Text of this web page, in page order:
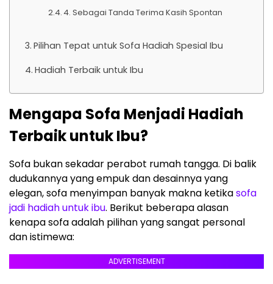
4. Sebagai Tanda Terima Kasih Spontan
Pilihan Tepat untuk Sofa Hadiah Spesial Ibu
Hadiah Terbaik untuk Ibu
Mengapa Sofa Menjadi Hadiah
Terbaik untuk Ibu?
Sofa bukan sekadar perabot rumah tangga. Di balik
dudukannya yang empuk dan desainnya yang
elegan, sofa menyimpan banyak makna ketikasofa
jadi hadiah untuk ibu. Berikut beberapa alasan
kenapa sofa adalah pilihan yang sangat personal
dan istimewa:
ADVERTISEMENT